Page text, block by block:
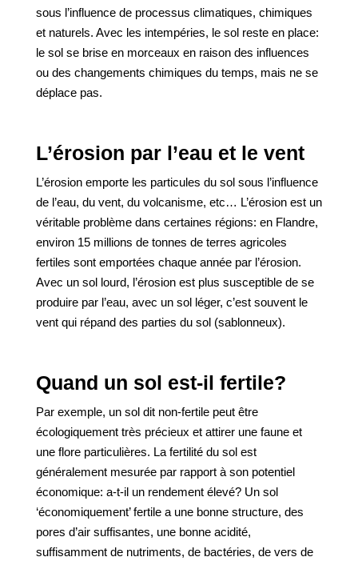
sous l’influence de processus climatiques, chimiques
et naturels. Avec les intempéries, le sol reste en place:
le sol se brise en morceaux en raison des influences
ou des changements chimiques du temps, mais ne se
déplace pas.
L’érosion par l’eau et le vent
L’érosion emporte les particules du sol sous l’influence
de l’eau, du vent, du volcanisme, etc… L’érosion est un
véritable problème dans certaines régions: en Flandre,
environ 15 millions de tonnes de terres agricoles
fertiles sont emportées chaque année par l’érosion.
Avec un sol lourd, l’érosion est plus susceptible de se
produire par l’eau, avec un sol léger, c’est souvent le
vent qui répand des parties du sol (sablonneux).
Quand un sol est-il fertile?
Par exemple, un sol dit non-fertile peut être
écologiquement très précieux et attirer une faune et
une flore particulières. La fertilité du sol est
généralement mesurée par rapport à son potentiel
économique: a-t-il un rendement élevé? Un sol
‘économiquement’ fertile a une bonne structure, des
pores d’air suffisantes, une bonne acidité,
suffisamment de nutriments, de bactéries, de vers de